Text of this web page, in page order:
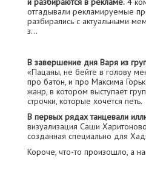
отгадывали рекламируемые
разбирались с актуальными
з…
В завершение дня Варя из
«Пацаны, не бейте в голову
про батон, и про Максима
жанр, в котором выступает
строчки, которые хочется петь.
В первых рядах танцевали
визуализация Саши
созданная специально для
Короче, что-то произошло, а